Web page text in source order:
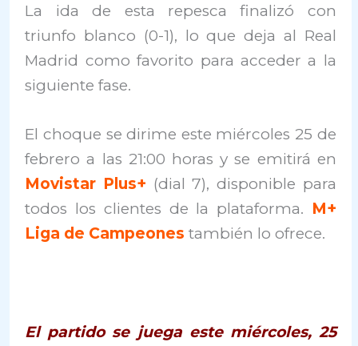
La ida de esta repesca finalizó con
triunfo blanco (0-1), lo que deja al Real
Madrid como favorito para acceder a la
siguiente fase.
El choque se dirime este miércoles 25 de
febrero a las 21:00 horas y se emitirá en
Movistar Plus+ (dial 7), disponible para
todos los clientes de la plataforma. M+
Liga de Campeones también lo ofrece.
El partido se juega este miércoles, 25